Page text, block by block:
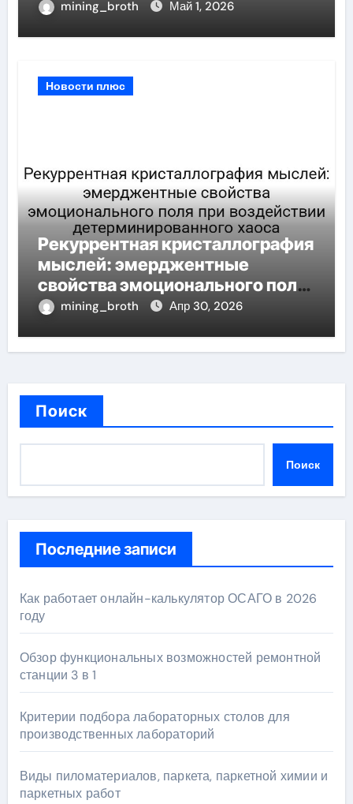
адаптации к стрессу при
mining_broth Май 1, 2026
Новости плюс
Рекуррентная кристаллография
мыслей: эмерджентные
свойства эмоционального поля
при воздействии
mining_broth Апр 30, 2026
Поиск
Поиск
Последние записи
Как работает онлайн-калькулятор ОСАГО в 2026
году
Обзор функциональных возможностей ремонтной
станции 3 в 1
Критерии подбора лабораторных столов для
производственных лабораторий
Виды пиломатериалов, паркета, паркетной химии и
паркетных работ